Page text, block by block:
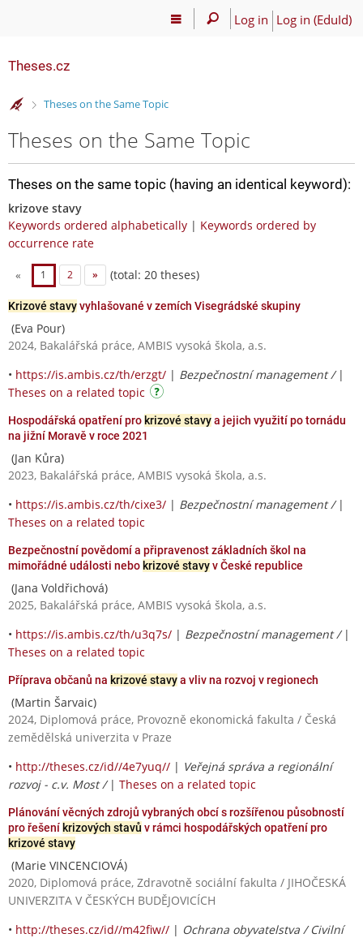
Log in Log in (EduId)
Theses.cz
>
Theses on the Same Topic
Theses on the Same Topic
Theses on the same topic (having an identical keyword):
krizove stavy
Keywords ordered alphabetically | Keywords ordered by
occurrence rate
« 1 2 » (total: 20 theses)
Krizové stavyvyhlašované v zemích Visegrádské skupiny
(Eva Pour)
2024, Bakalářská práce, AMBIS vysoká škola, a.s.
• https://is.ambis.cz/th/erzgt/ | Bezpečnostní management / |
Theses on a related topic
Hospodářská opatření pro krizové stavya jejich využití po tornádu
na jižní Moravě v roce 2021
(Jan Kůra)
2023, Bakalářská práce, AMBIS vysoká škola, a.s.
• https://is.ambis.cz/th/cixe3/ | Bezpečnostní management / |
Theses on a related topic
Bezpečnostní povědomí a připravenost základních škol na
mimořádné události nebo krizové stavyv České republice
(Jana Voldřichová)
2025, Bakalářská práce, AMBIS vysoká škola, a.s.
• https://is.ambis.cz/th/u3q7s/ | Bezpečnostní management / |
Theses on a related topic
Příprava občanů na krizové stavya vliv na rozvoj v regionech
(Martin Šarvaic)
2024, Diplomová práce, Provozně ekonomická fakulta / Česká
zemědělská univerzita v Praze
• http://theses.cz/id//4e7yuq// | Veřejná správa a regionální
rozvoj - c.v. Most / | Theses on a related topic
Plánování věcných zdrojů vybraných obcí s rozšířenou působností
pro řešení krizových stavů v rámci hospodářských opatření pro
krizové stavy
(Marie VINCENCIOVÁ)
2020, Diplomová práce, Zdravotně sociální fakulta / JIHOČESKÁ
UNIVERZITA V ČESKÝCH BUDĚJOVICÍCH
• http://theses.cz/id//m42fiw// | Ochrana obyvatelstva / Civilní